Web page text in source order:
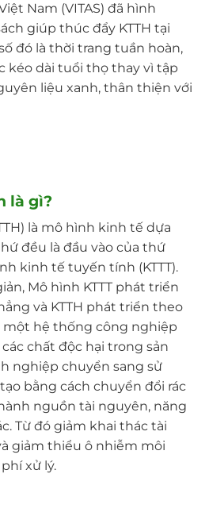
Nam (VITAS) đã hình
giúp thúc đẩy KTTH tại
đó là thời trang tuần hoàn,
kéo dài tuổi thọ thay vì tập
liệu xanh, thân thiện với
là gì?
là mô hình kinh tế dựa
đều là đầu vào của thứ
kinh tế tuyến tính (KTTT).
Mô hình KTTT phát triển
và KTTH phát triển theo
một hệ thống công nghiệp
chất độc hại trong sản
nghiệp chuyển sang sử
bằng cách chuyển đổi rác
nguồn tài nguyên, năng
Từ đó giảm khai thác tài
giảm thiểu ô nhiễm môi
xử lý.